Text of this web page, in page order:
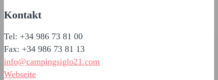
Kontakt
Tel: +34 986 73 81 00
Fax: +34 986 73 81 13
info@campingsiglo21.com
Webseite